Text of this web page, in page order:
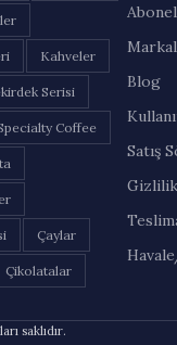
Kahveler
Serisi
Coffee
Çaylar
Çikolatalar
Blog
Satış
saklıdır.